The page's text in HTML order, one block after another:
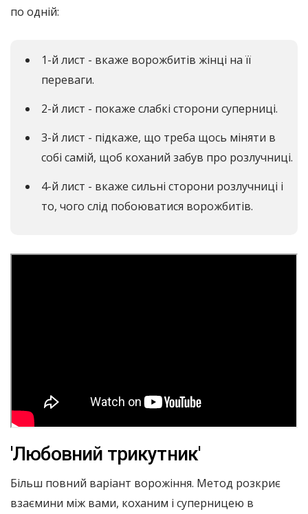
по одній:
1-й лист - вкаже ворожбитів жінці на її
переваги.
2-й лист - покаже слабкі сторони суперниці.
3-й лист - підкаже, що треба щось міняти в
собі самій, щоб коханий забув про розлучниці.
4-й лист - вкаже сильні сторони розлучниці і
то, чого слід побоюватися ворожбитів.
'Любовний трикутник'
Більш повний варіант ворожіння. Метод розкриє
взаємини між вами, коханим і суперницею в